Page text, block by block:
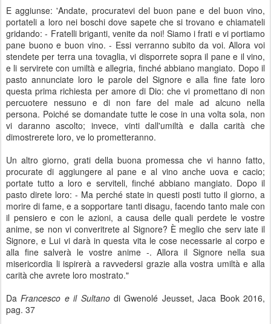
E aggiunse: 'Andate, procuratevi del buon pane e del buon vino,
portateli a loro nei boschi dove sapete che si trovano e chiamateli
gridando: - Fratelli briganti, venite da noi! Siamo i frati e vi portiamo
pane buono e buon vino. - Essi verranno subito da voi. Allora voi
stendete per terra una tovaglia, vi disporrete sopra il pane e il vino,
e li servirete con umiltà e allegria, finché abbiano mangiato. Dopo il
pasto annunciate loro le parole del Signore e alla fine fate loro
questa prima richiesta per amore di Dio: che vi promettano di non
percuotere nessuno e di non fare del male ad alcuno nella
persona. Poiché se domandate tutte le cose in una volta sola, non
vi daranno ascolto; invece, vinti dall'umiltà e dalla carità che
dimostrerete loro, ve lo prometteranno.
Un altro giorno, grati della buona promessa che vi hanno fatto,
procurate di aggiungere al pane e al vino anche uova e cacio;
portate tutto a loro e serviteli, finché abbiano mangiato. Dopo il
pasto direte loro: - Ma perché state in questi posti tutto il giorno, a
morire di fame, e a sopportare tanti disagu, facendo tanto male con
il pensiero e con le azioni, a causa delle quali perdete le vostre
anime, se non vi converitrete al Signore? È meglio che serv iate il
Signore, e Lui vi darà in questa vita le cose necessarie al corpo e
alla fine salverà le vostre anime -. Allora il Signore nella sua
misericordia li ispirerà a ravvedersi grazie alla vostra umiltà e alla
carità che avrete loro mostrato."
DaFrancesco e il Sultanodi Gwenolé Jeusset, Jaca Book 2016,
pag. 37